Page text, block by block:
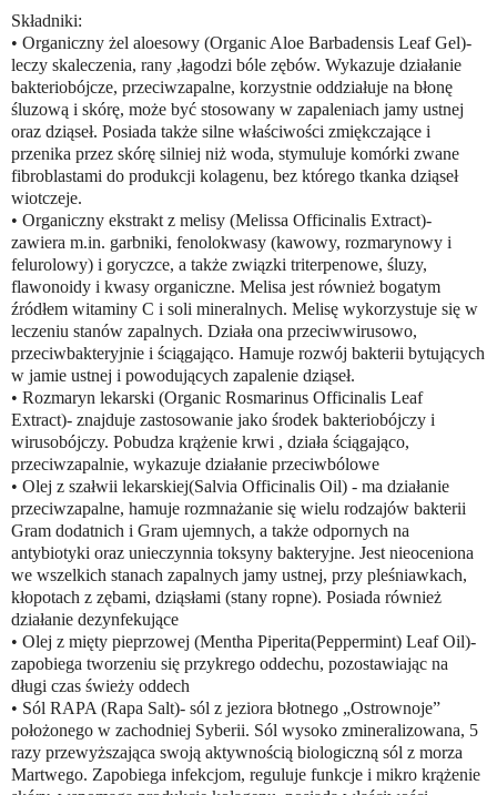
Składniki:
• Organiczny żel aloesowy (Organic Aloe Barbadensis Leaf Gel)-
leczy skaleczenia, rany ,łagodzi bóle zębów. Wykazuje działanie
bakteriobójcze, przeciwzapalne, korzystnie oddziałuje na błonę
śluzową i skórę, może być stosowany w zapaleniach jamy ustnej
oraz dziąseł. Posiada także silne właściwości zmiękczające i
przenika przez skórę silniej niż woda, stymuluje komórki zwane
fibroblastami do produkcji kolagenu, bez którego tkanka dziąseł
wiotczeje.
• Organiczny ekstrakt z melisy (Melissa Officinalis Extract)-
zawiera m.in. garbniki, fenolokwasy (kawowy, rozmarynowy i
felurolowy) i goryczce, a także związki triterpenowe, śluzy,
flawonoidy i kwasy organiczne. Melisa jest również bogatym
źródłem witaminy C i soli mineralnych. Melisę wykorzystuje się w
leczeniu stanów zapalnych. Działa ona przeciwwirusowo,
przeciwbakteryjnie i ściągająco. Hamuje rozwój bakterii bytujących
w jamie ustnej i powodujących zapalenie dziąseł.
• Rozmaryn lekarski (Organic Rosmarinus Officinalis Leaf
Extract)- znajduje zastosowanie jako środek bakteriobójczy i
wirusobójczy. Pobudza krążenie krwi , działa ściągająco,
przeciwzapalnie, wykazuje działanie przeciwbólowe
• Olej z szałwii lekarskiej(Salvia Officinalis Oil) - ma działanie
przeciwzapalne, hamuje rozmnażanie się wielu rodzajów bakterii
Gram dodatnich i Gram ujemnych, a także odpornych na
antybiotyki oraz unieczynnia toksyny bakteryjne. Jest nieoceniona
we wszelkich stanach zapalnych jamy ustnej, przy pleśniawkach,
kłopotach z zębami, dziąsłami (stany ropne). Posiada również
działanie dezynfekujące
• Olej z mięty pieprzowej (Mentha Piperita(Peppermint) Leaf Oil)-
zapobiega tworzeniu się przykrego oddechu, pozostawiając na
długi czas świeży oddech
• Sól RAPA (Rapa Salt)- sól z jeziora błotnego „Ostrownoje”
położonego w zachodniej Syberii. Sól wysoko zmineralizowana, 5
razy przewyższająca swoją aktywnością biologiczną sól z morza
Martwego. Zapobiega infekcjom, reguluje funkcje i mikro krążenie